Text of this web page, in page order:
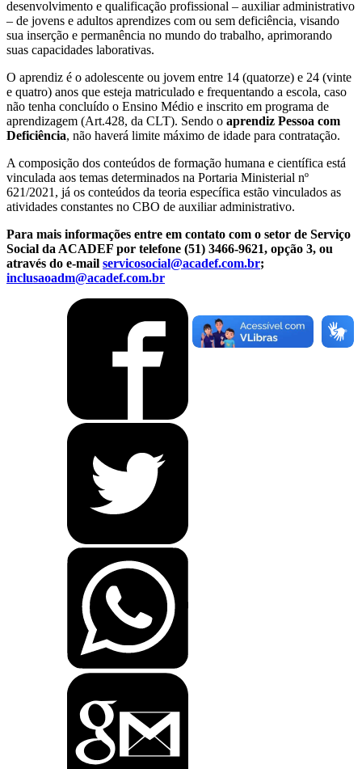
desenvolvimento e qualificação profissional – auxiliar administrativo
– de jovens e adultos aprendizes com ou sem deficiência, visando
sua inserção e permanência no mundo do trabalho, aprimorando
suas capacidades laborativas.
O aprendiz é o adolescente ou jovem entre 14 (quatorze) e 24 (vinte
e quatro) anos que esteja matriculado e frequentando a escola, caso
não tenha concluído o Ensino Médio e inscrito em programa de
aprendizagem (Art.428, da CLT). Sendo o aprendiz Pessoa com
Deficiência, não haverá limite máximo de idade para contratação.
A composição dos conteúdos de formação humana e científica está
vinculada aos temas determinados na Portaria Ministerial nº
621/2021, já os conteúdos da teoria específica estão vinculados as
atividades constantes no CBO de auxiliar administrativo.
Para mais informações entre em contato com o setor de Serviço
Social da ACADEF por telefone (51) 3466-9621, opção 3, ou
através do e-mail servicosocial@acadef.com.br;
inclusaoadm@acadef.com.br